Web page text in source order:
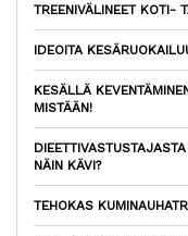
TREENIVÄLINEET KOTI-
IDEOITA
KESÄLLÄ
MISTÄÄN!
NÄIN KÄVI?
TEHOKAS